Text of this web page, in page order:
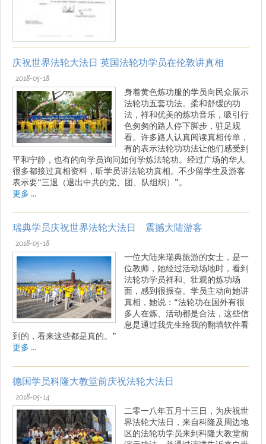
庆祝世界法轮大法日 英国法轮功学员在伦敦讲真相
2018-05-18
身着黄色炼功服的学员向民众展示
法轮功五套功法。柔和舒缓的功
法，祥和优美的炼功音乐，吸引行
色匆匆的路人停下脚步，驻足观
看。许多路人认真阅读真相传单，
有的表示法轮功功法让他们感受到
平和宁静，也有的向学员询问如何学炼法轮功。经过广场的华人
很多都接过真相资料，听学员讲法轮功真相。不少留学生及游客
表示要“三退（退出中共的党、团、队组织）”。
更多 ...
瑞典学员庆祝世界法轮大法日 震撼大陆游客
2018-05-18
一位大陆来瑞典旅游的女士，是一
位教师，她经过活动场地时，看到
法轮功学员祥和、壮观的炼功场
面，感到很振奋。学员主动向她讲
真相，她说：“法轮功在国外有很
多人在炼、活动都是合法，这些信
息是通过我先生给我的翻墙软件看
到的，看来这些都是真的。”
更多 ...
德国学员科隆大教堂前庆祝法轮大法日
2018-05-14
二零一八年五月十三日，为庆祝世
界法轮大法日，来自科隆及周边地
区的法轮功学员来到科隆大教堂前